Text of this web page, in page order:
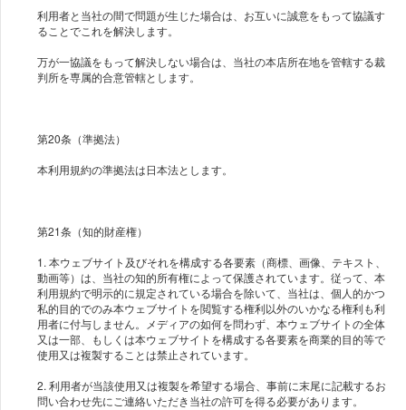
利用者と当社の間で問題が生じた場合は、お互いに誠意をもって協議す
ることでこれを解決します。
万が一協議をもって解決しない場合は、当社の本店所在地を管轄する裁
判所を専属的合意管轄とします。
第20条（準拠法）
本利用規約の準拠法は日本法とします。
第21条（知的財産権）
1. 本ウェブサイト及びそれを構成する各要素（商標、画像、テキスト、
動画等）は、当社の知的所有権によって保護されています。従って、本
利用規約で明示的に規定されている場合を除いて、当社は、個人的かつ
私的目的でのみ本ウェブサイトを閲覧する権利以外のいかなる権利も利
用者に付与しません。メディアの如何を問わず、本ウェブサイトの全体
又は一部、もしくは本ウェブサイトを構成する各要素を商業的目的等で
使用又は複製することは禁止されています。
2. 利用者が当該使用又は複製を希望する場合、事前に末尾に記載するお
問い合わせ先にご連絡いただき当社の許可を得る必要があります。